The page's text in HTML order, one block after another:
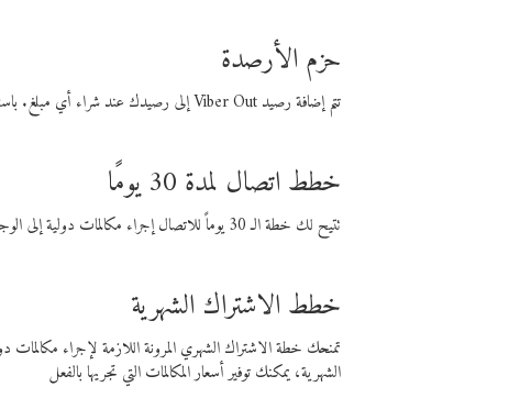
حزم الأرصدة
تتم إضافة رصيد Viber Out إلى رصيدك عند شراء أي مبلغ. باستخدام رصيدك، يمكنك إجراء مكالمات إلى أي رقم في العالم بأسعار فايبر المنخفضة.
خطط اتصال لمدة 30 يومًا
تتيح لك خطة الـ 30 يوماً للاتصال إجراء مكالمات دولية إلى الوجهة التي تختارها لمدة 30 يوماً بأسعار فايبر المنخفضة.
خطط الاشتراك الشهرية
تمنحك خطة الاشتراك الشهري المرونة اللازمة لإجراء
الشهرية، يمكنك توفير أسعار المكالمات التي تجريها بالفعل